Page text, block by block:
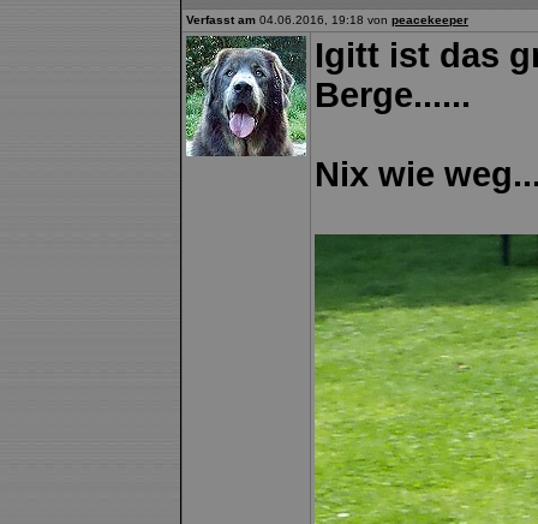
Verfasst am 04.06.2016, 19:18 von peacekeeper
Igitt ist das
Berge......
Nix wie